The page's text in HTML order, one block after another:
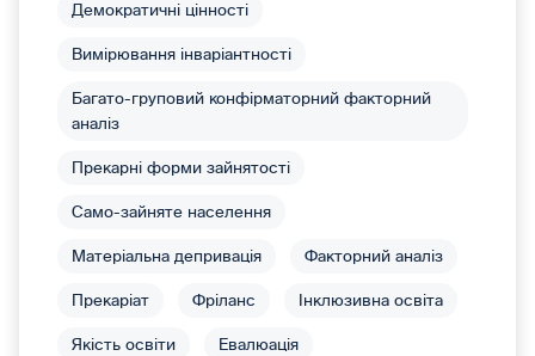
Демократичні цінності
Вимірювання інваріантності
Багато-груповий конфірматорний факторний
аналіз
Прекарні форми зайнятості
Само-зайняте населення
Матеріальна депривація Факторний аналіз
Прекаріат Фріланс Інклюзивна освіта
Якість освіти Евалюація